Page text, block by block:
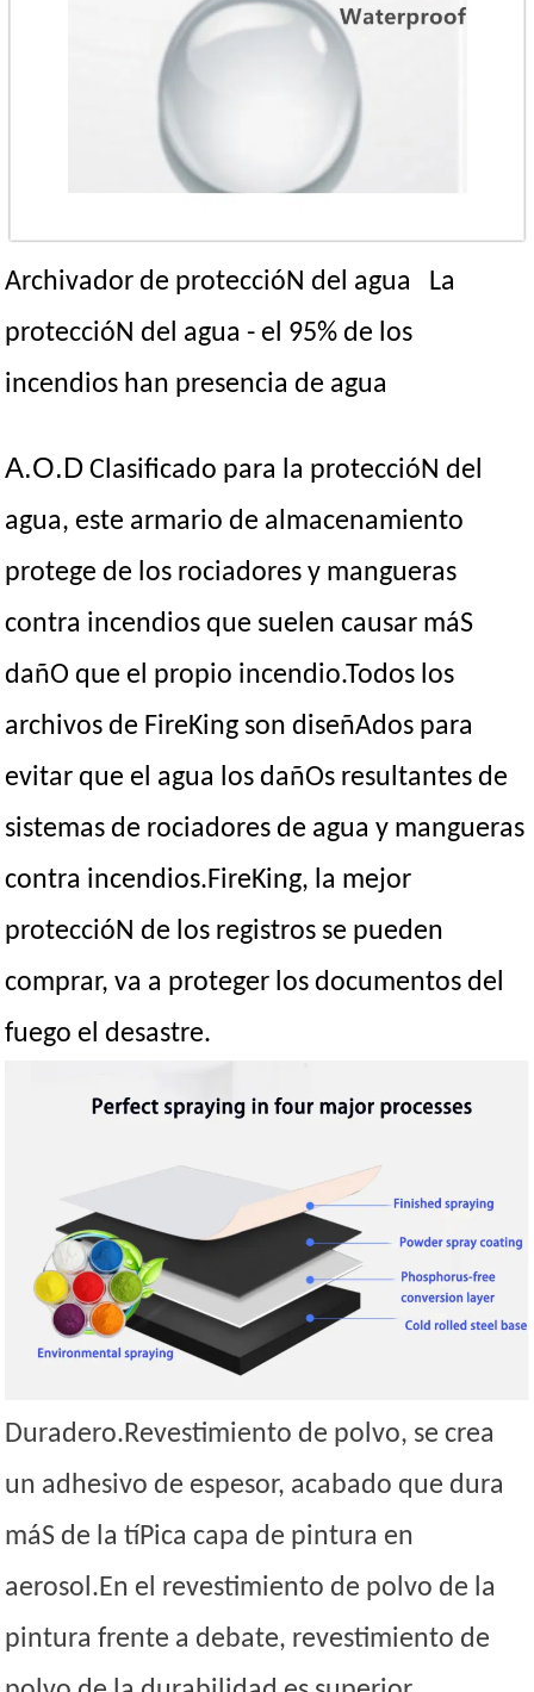
Archivador de proteccióN del agua La
proteccióN del agua - el 95% de los
incendios han presencia de agua
A.O.D Clasificado para la proteccióN del
agua, este armario de almacenamiento
protege de los rociadores y mangueras
contra incendios que suelen causar máS
dañO que el propio incendio.Todos los
archivos de FireKing son diseñAdos para
evitar que el agua los dañOs resultantes de
sistemas de rociadores de agua y mangueras
contra incendios.FireKing, la mejor
proteccióN de los registros se pueden
comprar, va a proteger los documentos del
fuego el desastre.
Duradero.Revestimiento de polvo, se crea
un adhesivo de espesor, acabado que dura
máS de la tíPica capa de pintura en
aerosol.En el revestimiento de polvo de la
pintura frente a debate, revestimiento de